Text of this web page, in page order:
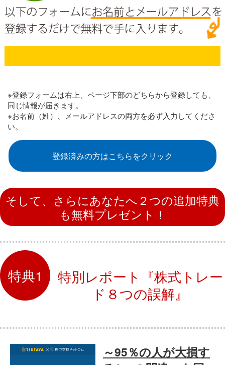
※登録フォームは右上、ページ下部のどちらから登録しても、
同じ情報が届きます。
※お名前（姓）、メールアドレスの両方を必ず入力してくださ
い。
登録済みの方はこちらをクリック
そして、さらにあなたへ２つの追加特典
も無料プレゼント！
特別レポート『株式トレー
ド８つの誤解』
～95％の人が大損す